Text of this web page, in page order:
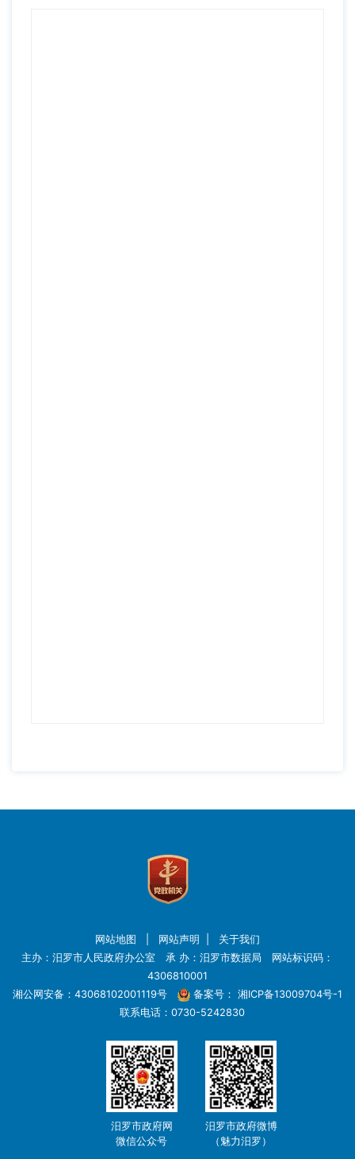
网站地图 网站声明
关于我们
主办：汨罗市人民政府办公室 承 办：汨罗市数据局 网站标识码：
4306810001
湘公网安备：43068102001119号
备案号： 湘ICP备13009704号-1
联系电话：0730-5242830
汨罗市政府网
微信公众号
汨罗市政府微博
（魅力汨罗）